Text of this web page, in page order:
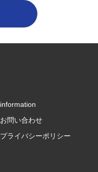
information
お問い合わせ
プライバシーポリシー